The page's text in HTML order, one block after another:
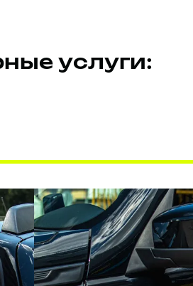
услуги: